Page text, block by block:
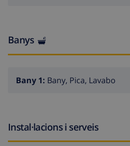
Banys
Bany 1: Bany, Pica, Lavabo
Instal·lacions i serveis